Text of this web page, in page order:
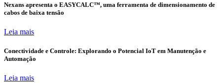
Nexans apresenta o EASYCALC™, uma ferramenta de dimensionamento de
cabos de baixa tensão
Leia mais
Conectividade e Controle: Explorando o Potencial IoT em Manutenção e
Automação
Leia mais